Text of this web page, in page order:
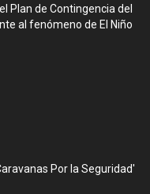
Plan de Contingencia del
al fenómeno de El Niño
Por la Seguridad'